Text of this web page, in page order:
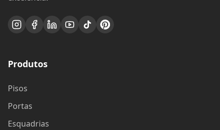
Produtos
Pisos
Portas
Esquadrias